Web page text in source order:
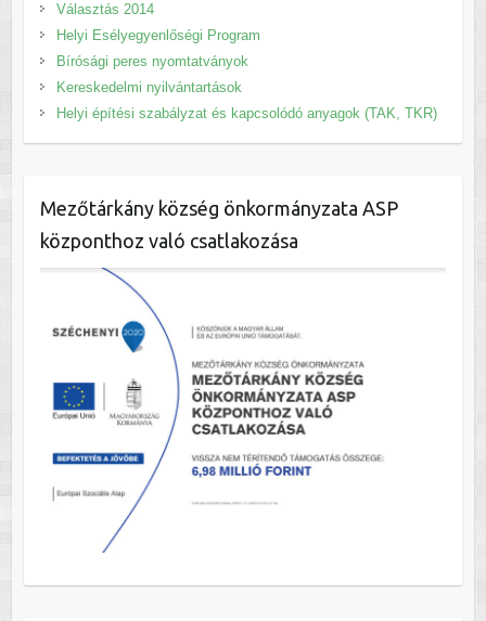
Választás 2014
Helyi Esélyegyenlőségi Program
Bírósági peres nyomtatványok
Kereskedelmi nyilvántartások
Helyi építési szabályzat és kapcsolódó anyagok (TAK, TKR)
Mezőtárkány község önkormányzata ASP
központhoz való csatlakozása